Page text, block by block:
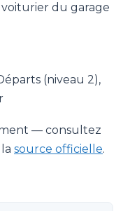
voiturier du garage
(niveau 2),
— consultez
source officielle.